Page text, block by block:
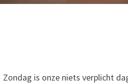
Zondag is onze niets verplicht